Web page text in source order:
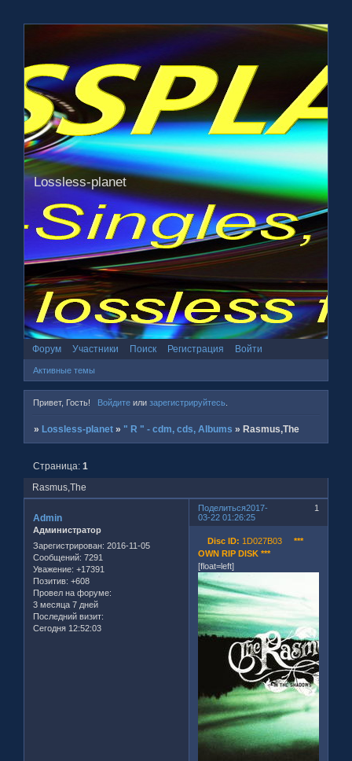
Lossless-planet
Форум Участники Поиск Регистрация Войти
Активные темы
Привет, Гость! Войдитеили зарегистрируйтесь.
» Lossless-planet » " R " - cdm, cds, Albums » Rasmus,The
Rasmus,The
Страница:1
Поделиться 1
2017-
03-22 01:26:25
Admin
Администратор
Зарегистрирован: 2016-11-05
Сообщений: 7291
Уважение: +17391
Позитив: +608
Провел на форуме:
3 месяца 7 дней
Последний визит:
Сегодня 12:52:03
Disc ID: 1D027B03***
OWN RIP DISK ***
[float=left]